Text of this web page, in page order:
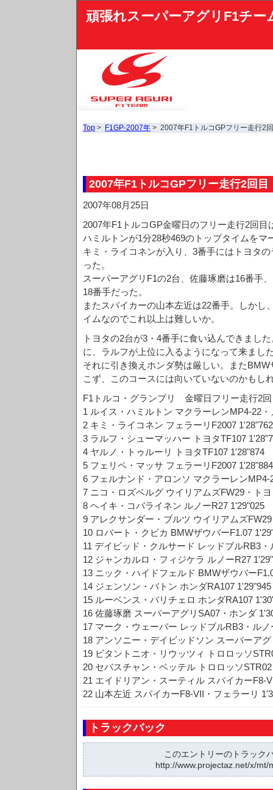
頑張れスーパーアグリF1チー
Top > F1GP-2007年 > 2007年F1トルコGPフリー走行2
2007年F1トルコGPフリー走行2回目
2007年08月25日
2007年F1トルコGP金曜日のフリー走行2回
ハミルトンが1分28秒469のトップタイムをマ
キミ・ライコネンが入り、3番手にはトヨタ
った。
スーパーアグリF1の2台、佐藤琢磨は16番手
18番手だった。
またスパイカーの山本左近は22番手。しかし
イムなのでこれ以上は難しいか。
トヨタの2台が3・4番手に食い込んできまし
に、ラルフが上位に入るようになって来まし
それに引き換えホンダ勢は厳しい。また
こず、このコースには向いていないのかもし
F1トルコ・グランプリ 金曜日フリー走行2
1 ルイス・ハミルトン マクラーレンMP4-22
2 キミ・ライコネン フェラーリF2007 1'28"762
3 ラルフ・シューマッハー トヨタTF107
4 ヤルノ・トゥルーリ トヨタTF107 1'28"874
5 フェリペ・マッサ フェラーリF2007 1'28"884
6 フェルナンド・アロンソ マクラーレンMP4-
7 ニコ・ロズベルグ ウイリアムズFW29・ト
8 ヘイキ・コバライネン ルノーR27 1'29"025
9 アレクサンダー・ブルツ ウイリアムズ
10 ロバート・クビカ BMWザウバーF1.07
11 デイビッド・クルサード レッドブルRB3・
12 ジャンカルロ・フィジケラ ルノーR27
13 ニック・ハイドフェルド BMWザウバー
14 ジェンソン・バトン ホンダRA107 1'29"945
15 ルーベンス・バリチェロ ホンダRA107
16 佐藤琢磨 スーパーアグリSA07・ホンダ
17 マーク・ウェーバー レッドブルRB3・ルノ
18 アンソニー・デイビッドソン スーパーア
19 ビタントニオ・リウッツィ トロロッソ
20 セバスチャン・ベッテル トロロッソ
21 エイドリアン・スーティル スパイカーF8-
22 山本左近 スパイカーF8-VII・フェラーリ
トラックバック
このエントリーのトラック
http://www.projectaz.net/x/mt/